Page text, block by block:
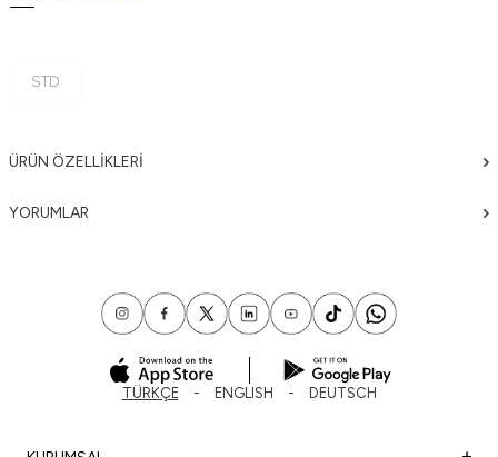
STD
ÜRÜN ÖZELLIKLERI
YORUMLAR
TÜRKÇE ENGLISH DEUTSCH